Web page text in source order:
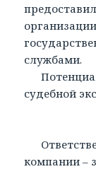
службами.
судебной
компании –